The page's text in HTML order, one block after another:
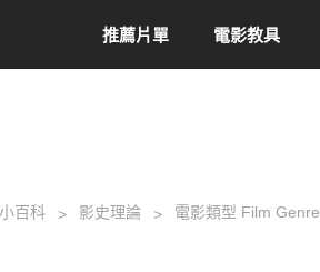
推薦片單 電影教具
百科 影史理論 電影類型 Film Genre